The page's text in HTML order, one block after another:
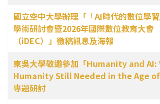
國立空中大學辦理「『AI時代的數位學
學術研討會暨2026年國際數位教育大會
（iDEC）」徵稿訊息及海報
東吳大學敬邀參加「Humanity and AI:
Humanity Still Needed in the Age of
專題研討